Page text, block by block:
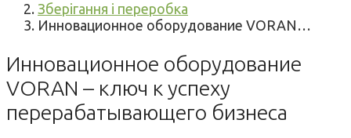
Зберігання і переробка
Инновационное оборудование VORAN…
Инновационное оборудование
VORAN – ключ к успеху
перерабатывающего бизнеса